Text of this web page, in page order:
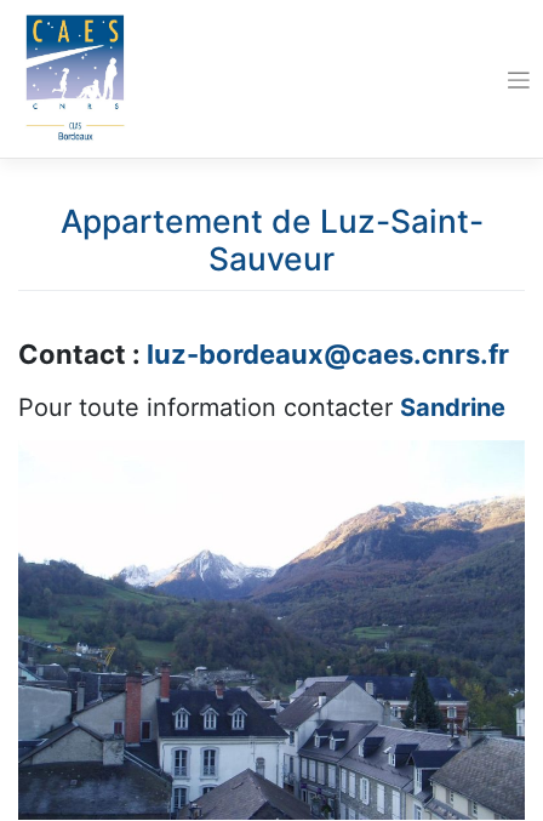
content
Appartement de Luz-Saint-
Sauveur
Contact : luz-bordeaux@caes.cnrs.fr
Pour toute information contacter Sandrine